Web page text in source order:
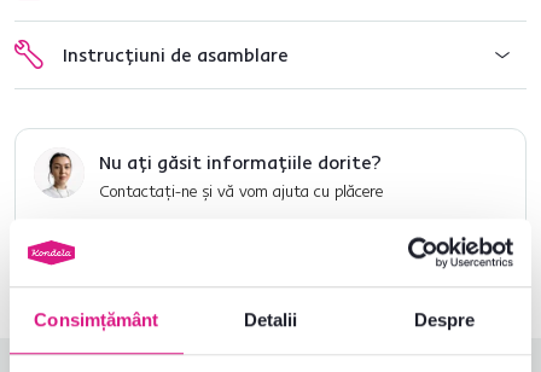
Consimțământ Detalii Despre
Instrucțiuni de asamblare
Nu ați găsit informațiile dorite?
Contactați-ne și vă vom ajuta cu plăcere
Deschideți chat-ul